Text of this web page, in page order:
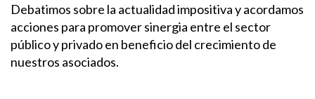
Debatimos sobre la actualidad impositiva y acordamos
acciones para promover sinergia entre el sector
público y privado en beneficio del crecimiento de
nuestros asociados.